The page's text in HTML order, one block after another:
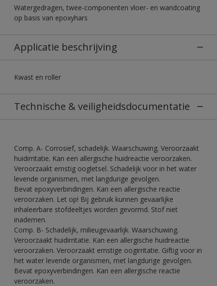
Watergedragen, twee-componenten vloer- en wandcoating
op basis van epoxyhars
Applicatie beschrijving
Kwast en roller
Technische & veiligheidsdocumentatie
Comp. A- Corrosief, schadelijk. Waarschuwing. Veroorzaakt
huidirritatie. Kan een allergische huidreactie veroorzaken.
Veroorzaakt ernstig oogletsel. Schadelijk voor in het water
levende organismen, met langdurige gevolgen.
Bevat epoxyverbindingen. Kan een allergische reactie
veroorzaken. Let op! Bij gebruik kunnen gevaarlijke
inhaleerbare stofdeeltjes worden gevormd. Stof niet
inademen.
Comp. B- Schadelijk, milieugevaarlijk. Waarschuwing.
Veroorzaakt huidirritatie. Kan een allergische huidreactie
veroorzaken. Veroorzaakt ernstige oogirritatie. Giftig voor in
het water levende organismen, met langdurige gevolgen.
Bevat epoxyverbindingen. Kan een allergische reactie
veroorzaken.